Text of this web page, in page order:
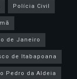
Polícia Civil
de Janeiro
de Itabapoana
Pedro da Aldeia